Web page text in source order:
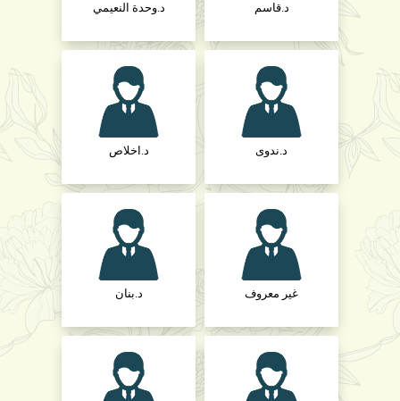
د.قاسم د.وحدة النعيمي
د.ندوى د.اخلاص
غير معروف د.بنان